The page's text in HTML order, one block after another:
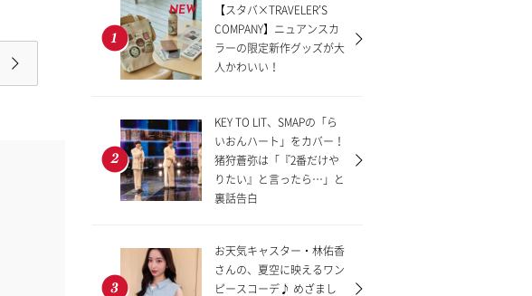
NEW
【スタバ×TRAVELER’S
COMPANY】ニュアンスカ
ラーの限定新作グッズが大
人かわいい！
KEY TO LIT、SMAPの「ら
いおんハート」をカバー！
猪狩蒼弥は「『2番だけや
りたい』と言ったら…」と
裏話告白
お天気キャスター・林佑香
さんの、夏空に映えるワン
ピースコーデ♪ めざまし